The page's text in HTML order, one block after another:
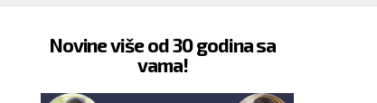
Novine više od 30 godina sa
vama!